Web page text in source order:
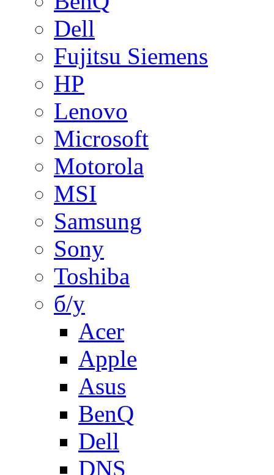
Dell
Fujitsu Siemens
HP
Lenovo
Microsoft
Motorola
MSI
Samsung
Sony
Toshiba
б/у
Acer
Apple
Asus
BenQ
Dell
DNS